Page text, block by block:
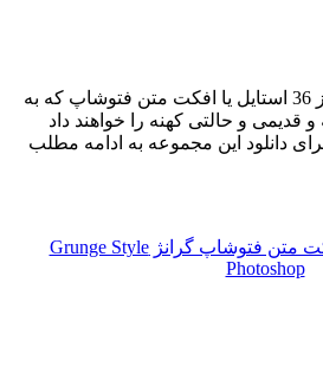
در این پست مجموعه ای از 36 استایل یا افکت متن فتوشاپ که به
و حالتی کهنه را خواهند داد
برای دانلود این مجموعه به ادامه مطلب